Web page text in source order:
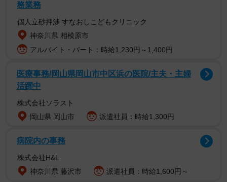
現在の水間鉄道の主力車両である1000系は元東急7000系を
場。アメリカのバッド社による技術提携により、日本初の
オールステンレス車両としてデビューしました。
同車は昭和の東急を代表する車両でした。1990年代初頭に
なると新型車両の登場により、地方中小私鉄へと転勤しま
した。地方中小私鉄からすると、メンテナンスフリーなス
務業務
個人立砂押渉 すなおしこどもクリニック
神奈川県 相模原市
アルバイト・パート：時給1,230円～1,400円
医療事務/岡山県岡山市中区浜の医院/主夫・主婦
活躍中
株式会社ソラスト
岡山県 岡山市
派遣社員：時給1,300円
病院内の事務
株式会社H&L
神奈川県 藤沢市
派遣社員：時給1,600円～